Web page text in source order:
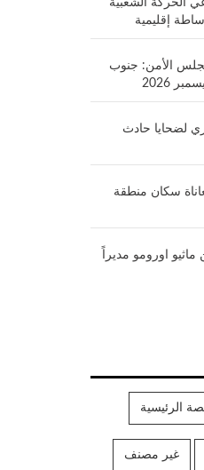
الشعبية
إقليمية
الأمن: جنوب
2026
لضحايا حادث
سكان منطقة
اورومو مديراً
الرئيسية
غير مصنف